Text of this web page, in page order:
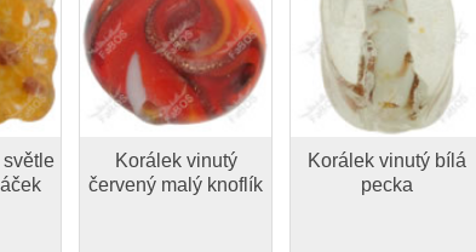
Korálek vinutý
červený malý knoflík
Korálek vinutý bílá
pecka